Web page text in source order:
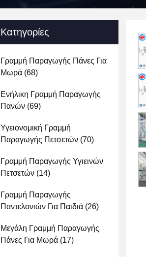
Κατηγορίες
Γραμμή Παραγωγής Πάνες Για
Μωρά (68)
Ενήλικη Γραμμή Παραγωγής
Πανών (69)
Υγειονομική Γραμμή
Παραγωγής Πετσετών (70)
Γραμμή Παραγωγής Υγιεινών
Πετσετών (14)
Γραμμή Παραγωγής
Παντελονιών Για Παιδιά (26)
Μεγάλη Γραμμή Παραγωγής
Πάνες Για Μωρά (17)